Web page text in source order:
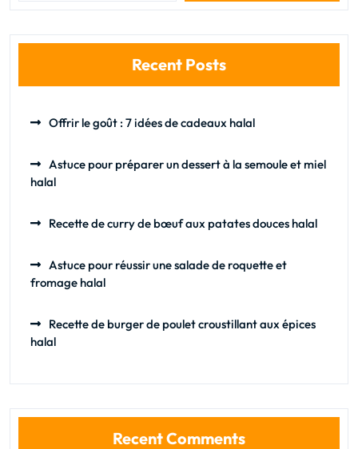
Recent Posts
Offrir le goût : 7 idées de cadeaux halal
Astuce pour préparer un dessert à la semoule et miel
halal
Recette de curry de bœuf aux patates douces halal
Astuce pour réussir une salade de roquette et
fromage halal
Recette de burger de poulet croustillant aux épices
halal
Recent Comments